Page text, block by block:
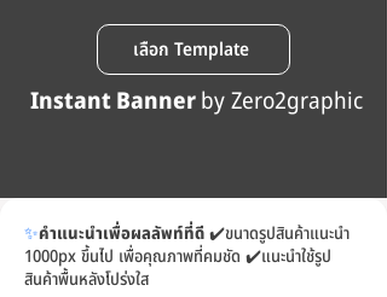
เลือก Template
Instant Bannerby Zero2graphic
✨คำแนะนำเพื่อผลลัพท์ที่ดี✔️ขนาดรูปสินค้าแนะนำ
1000px ขึ้นไป เพื่อคุณภาพที่คมชัด ✔️แนะนำใช้รูป
สินค้าพื้นหลังโปร่งใส